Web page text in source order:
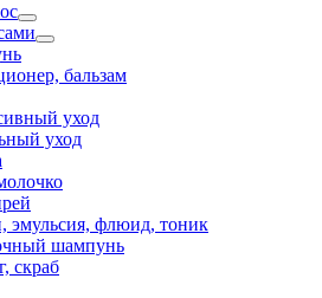
бальзам
уход
уход
эмульсия, флюид, тоник
шампунь
скраб